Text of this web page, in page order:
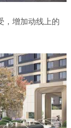
，增加动线上的